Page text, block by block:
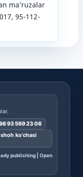
ma’ruzalar
95-112-
93 569 23 06
ko’chasi
publishing | Open